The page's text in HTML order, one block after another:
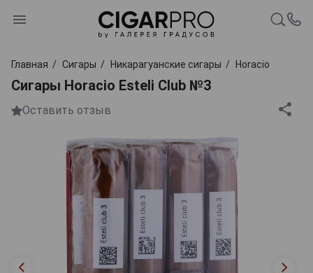
Главная Сигары Никарагуанские сигары Horacio
Сигары Horacio Esteli Club №3
Оставить отзыв